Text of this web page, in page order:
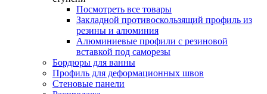
Посмотреть все товары
Закладной противоскользящий профиль из
резины и алюминия
Алюминиевые профили с резиновой
вставкой под саморезы
Бордюры для ванны
Профиль для деформационных швов
Стеновые панели